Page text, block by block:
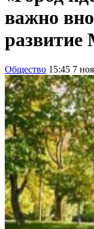
важно
Общество 15:45 7